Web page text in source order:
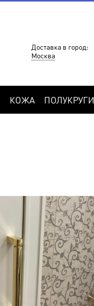
Доставка в город:
Москва
КОЖА ПОЛУКРУГИ